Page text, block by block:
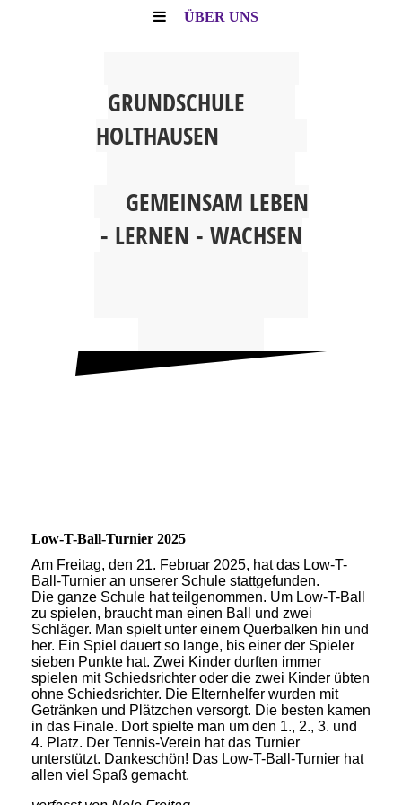
ÜBER UNS
GRUNDSCHULE
HOLTHAUSEN
GEMEINSAM LEBEN
- LERNEN - WACHSEN
Low-T-Ball-Turnier 2025
Am Freitag, den 21. Februar 2025, hat das Low-T-
Ball-Turnier an unserer Schule stattgefunden.
Die ganze Schule hat teilgenommen. Um Low-T-Ball
zu spielen, braucht man einen Ball und zwei
Schläger. Man spielt unter einem Querbalken hin und
her. Ein Spiel dauert so lange, bis einer der Spieler
sieben Punkte hat. Zwei Kinder durften immer
spielen mit Schiedsrichter oder die zwei Kinder übten
ohne Schiedsrichter. Die Elternhelfer wurden mit
Getränken und Plätzchen versorgt. Die besten kamen
in das Finale. Dort spielte man um den 1., 2., 3. und
4. Platz. Der Tennis-Verein hat das Turnier
unterstützt. Dankeschön! Das Low-T-Ball-Turnier hat
allen viel Spaß gemacht.